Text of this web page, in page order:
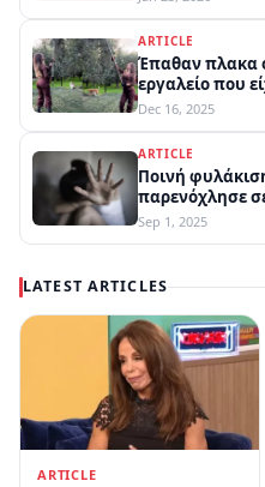
ARTICLE
Έπαθαν πλακα
εργαλείο που
παράγωγους
Dec 16, 2025
ARTICLE
Ποινή
παρενόχλησε
πλοίο στην
Sep 1, 2025
LATEST ARTICLES
ARTICLE